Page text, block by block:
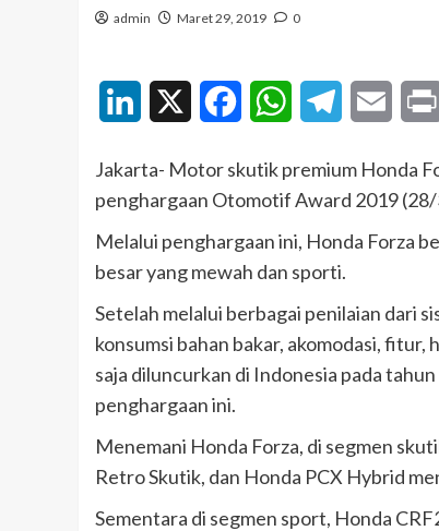
admin Maret 29, 2019 0
LinkedIn FacebookWhatsAppTelegramEmail
Jakarta- Motor skutik premium Honda
penghargaan Otomotif Award 2019
Melalui penghargaan ini, Honda Forza
besar yang mewah dan sporti.
Setelah melalui berbagai penilaian dari
konsumsi bahan bakar, akomodasi,
saja diluncurkan di Indonesia pada
penghargaan ini.
Menemani Honda Forza, di segmen
Retro Skutik, dan Honda PCX Hybrid
Sementara di segmen sport, Honda